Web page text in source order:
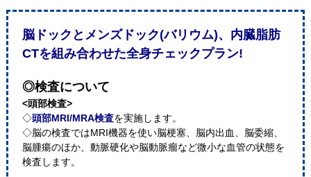
脳ドックとメンズドック(バリウム)、内臓脂肪
CTを組み合わせた全身チェックプラン!
◎検査について
<頭部検査>
◇頭部MRI/MRA検査を実施します。
◇脳の検査ではMRI機器を使い脳梗塞、脳内出血、脳委縮、
脳腫瘍のほか、動脈硬化や脳動脈瘤など微小な血管の状態を
検査します。